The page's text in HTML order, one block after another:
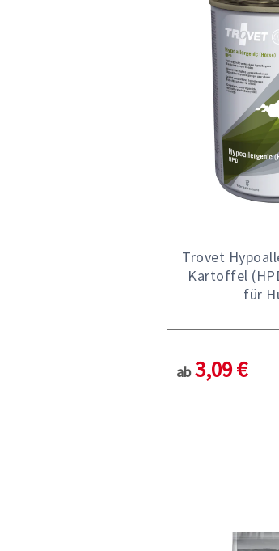
Trovet
Kartoffel
für
ab 3,09 €